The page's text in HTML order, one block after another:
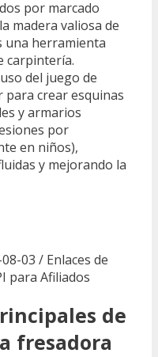
por marcado
madera valiosa de
una herramienta
carpintería.
del juego de
para crear esquinas
y armarios
por
en niños),
y mejorando la
03 / Enlaces de
para Afiliados
de
fresadora